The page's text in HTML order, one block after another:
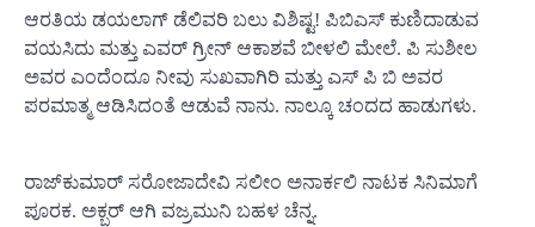
ಆರತಿಯ ಡಯಲಾಗ್ ಡೆಲಿವರಿ ಬಲು ವಿಶಿಷ್ಟ! ಪಿಬಿಎಸ್ ಕುಣಿದಾಡುವ
ವಯಸಿದು ಮತ್ತು ಎವರ್ ಗ್ರೀನ್ ಆಕಾಶವೆ ಬೀಳಲಿ ಮೇಲೆ. ಪಿ ಸುಶೀಲ
ಅವರ ಎಂದೆಂದೂ ನೀವು ಸುಖವಾಗಿರಿ ಮತ್ತು ಎಸ್ ಪಿ ಬಿ ಅವರ
ಪರಮಾತ್ಮ ಆಡಿಸಿದಂತೆ ಆಡುವೆ ನಾನು. ನಾಲ್ಕೂ ಚಂದದ ಹಾಡುಗಳು.
ರಾಜ್‌ಕುಮಾರ್ ಸರೋಜಾದೇವಿ ಸಲೀಂ ಅನಾರ್ಕಲಿ ನಾಟಕ ಸಿನಿಮಾಗೆ
ಪೂರಕ. ಅಕ್ಬರ್ ಆಗಿ ವಜ್ರಮುನಿ ಬಹಳ ಚೆನ್ನ.